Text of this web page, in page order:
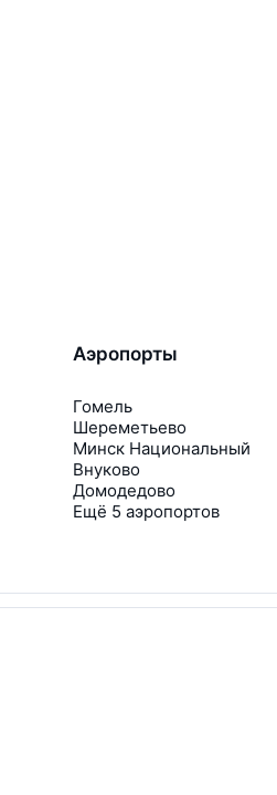
Аэропорты
Гомель
Шереметьево
Минск Национальный
Внуково
Домодедово
Ещё 5 аэропортов